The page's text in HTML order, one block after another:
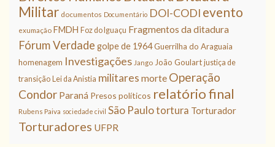
Militar documentos Documentário DOI-CODI evento
exumação FMDH Foz do Iguaçu Fragmentos da ditadura
Fórum Verdade golpe de 1964Guerrilha do Araguaia
homenagem Investigações Jango João Goulart justiça de
transição
Lei da Anistia militares morte Operação
Condor Paraná Presos políticos relatório final
Rubens Paiva sociedade civil São Paulotortura Torturador
Torturadores UFPR